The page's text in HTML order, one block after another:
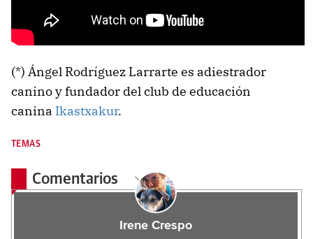
(*) Ángel Rodríguez Larrarte es adiestrador
canino y fundador del club de educación
canina Ikastxakur.
TEMAS
Comentarios
Irene Crespo